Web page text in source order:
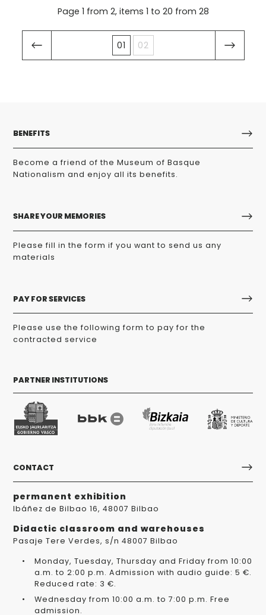
Page 1 from 2, items 1 to 20 from 28
01 02
BENEFITS
Become a friend of the Museum of Basque
Nationalism and enjoy all its benefits.
SHARE YOUR MEMORIES
Please fill in the form if you want to send us any
materials
PAY FOR SERVICES
Please use the following form to pay for the
contracted service
PARTNER INSTITUTIONS
CONTACT
permanent exhibition
Ibáñez de Bilbao 16, 48007 Bilbao
Didactic classroom and warehouses
Pasaje Tere Verdes, s/n 48007 Bilbao
Monday, Tuesday, Thursday and Friday from 10:00
a.m. to 2:00 p.m. Admission with audio guide: 5 €.
Reduced rate: 3 €.
Wednesday from 10:00 a.m. to 7:00 p.m. Free
admission.